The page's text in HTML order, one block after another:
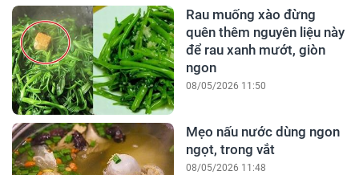
Rau muống xào đừng
quên thêm nguyên liệu này
để rau xanh mướt, giòn
ngon
08/05/2026 11:50
Mẹo nấu nước dùng ngon
ngọt, trong vắt
08/05/2026 11:48